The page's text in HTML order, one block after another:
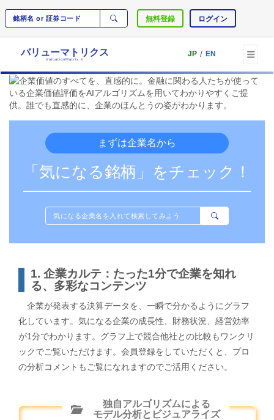
無料登録 ログイン
バリューマトリクス
ValuationMatrix ®
JP / EN
まずは企業名から
「気になる銘柄」をチェック！
1. 企業カルテ：たった1分で企業を知れ
る、多彩なコンテンツ
企業が発表する決算データを、一瞬で分かるようにグラフ
化しています。気になる企業の成長性、財務状況、経営効率
が1分でわかります。グラフ上で競合他社との比較もワンクリ
ックでご覧いただけます。会員登録をしていただくと、プロ
の分析コメントもご覧になれますのでご活用ください。
独自アルゴリズムによる
モデル分析とビジュアライズ